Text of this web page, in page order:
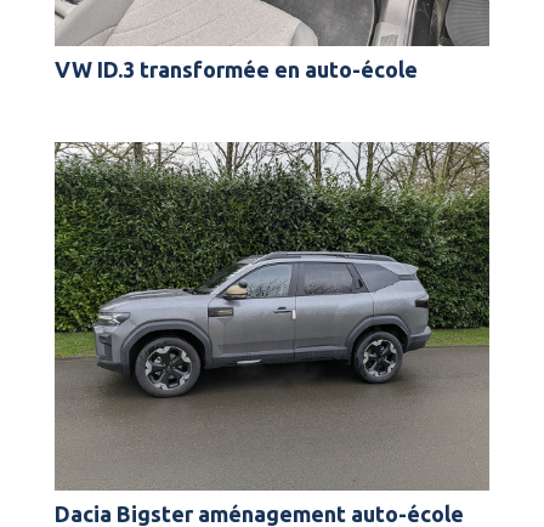
VW ID.3 transformée en auto-école
Dacia Bigster aménagement auto-école